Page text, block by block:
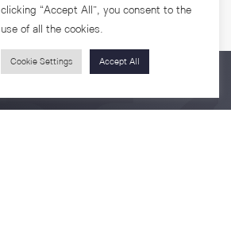
clicking “Accept All”, you consent to the
use of all the cookies.
Cookie Settings Accept All